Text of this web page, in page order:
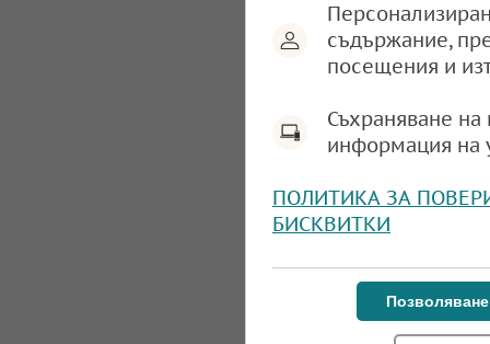
съдържание,
посещения и
Съхраняване
информация на
ПОЛИТИКА ЗА
БИСКВИТКИ